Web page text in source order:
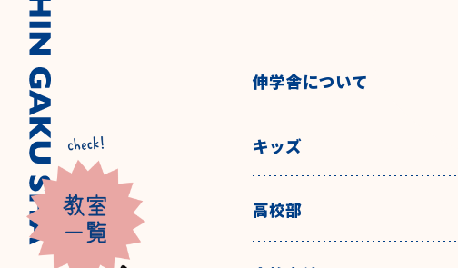
伸学舎について
キッズ
高校部